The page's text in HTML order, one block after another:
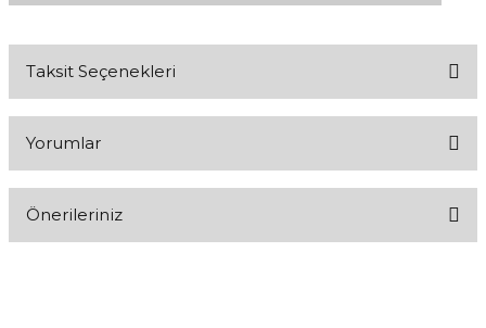
Taksit Seçenekleri
Yorumlar
Önerileriniz